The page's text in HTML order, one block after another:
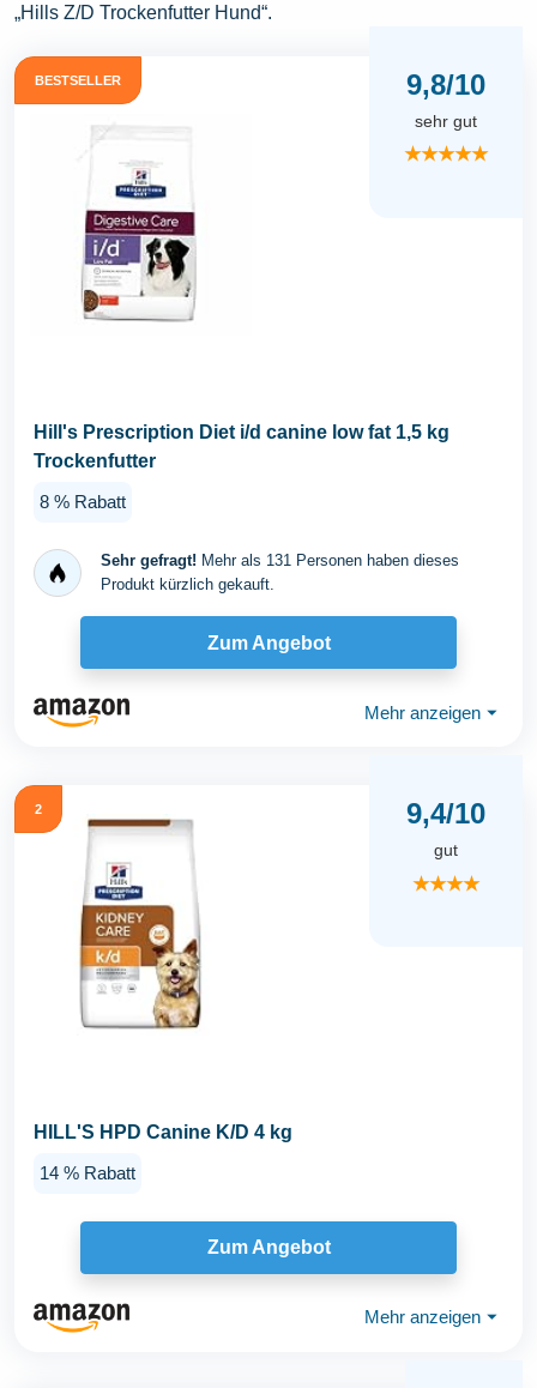
„Hills Z/D Trockenfutter Hund“.
BESTSELLER 9,8/10
sehr gut
★★★★★
Hill's Prescription Diet i/d canine low fat 1,5 kg
Trockenfutter
8 % Rabatt
Sehr gefragt! Mehr als 131 Personen haben dieses
Produkt kürzlich gekauft.
Zum Angebot
Mehr anzeigen ⏷
2 9,4/10
gut
★★★★
HILL'S HPD Canine K/D 4 kg
14 % Rabatt
Zum Angebot
Mehr anzeigen ⏷